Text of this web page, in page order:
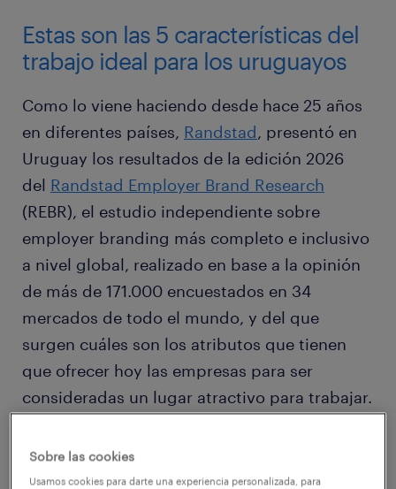
Estas son las 5 características del
trabajo ideal para los uruguayos
Como lo viene haciendo desde hace 25 años
en diferentes países, Randstad, presentó en
Uruguay los resultados de la edición 2026
del Randstad Employer Brand Research
(REBR), el estudio independiente sobre
employer branding más completo e inclusivo
a nivel global, realizado en base a la opinión
de más de 171.000 encuestados en 34
mercados de todo el mundo, y del que
surgen cuáles son los atributos que tienen
que ofrecer hoy las empresas para ser
consideradas un lugar atractivo para trabajar.
El estudio de Randstad provee insights muy
interesantes sobre la combinación de
Sobre las cookies
Usamos cookies para darte una experiencia personalizada, para